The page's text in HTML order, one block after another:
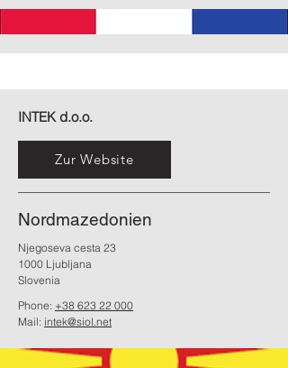
INTEK d.o.o.
Zur Website
Nordmazedonien
Njegoseva cesta 23
1000 Ljubljana
Slovenia
Phone: +38 623 22 000
Mail: intek@siol.net